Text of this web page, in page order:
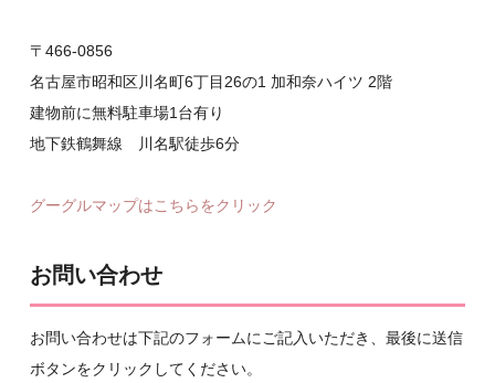
〒466‐0856
名古屋市昭和区川名町6丁目26の1 加和奈ハイツ 2階
建物前に無料駐車場1台有り
地下鉄鶴舞線 川名駅徒歩6分
グーグルマップはこちらをクリック
お問い合わせ
お問い合わせは下記のフォームにご記入いただき、最後に送信
ボタンをクリックしてください。